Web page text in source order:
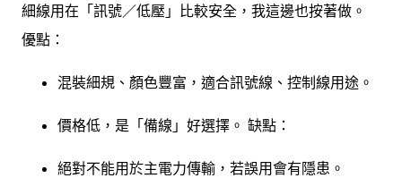
細線用在「訊號／低壓」比較安全，我這邊也按著做。
優點：
混裝細規、顏色豐富，適合訊號線、控制線用途。
價格低，是「備線」好選擇。 缺點：
絕對不能用於主電力傳輸，若誤用會有隱患。